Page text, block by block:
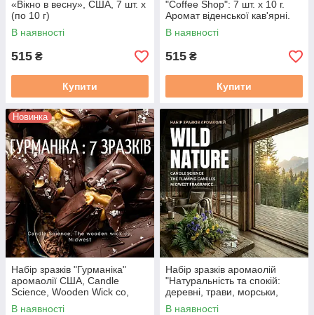
«Вікно в весну», США, 7 шт. х
(по 10 г)
В наявності
515 ₴
Купити
"Coffee Shop": 7 шт. х 10 г.
Аромат віденської кав'ярні.
США
В наявності
515 ₴
Купити
Новинка
Набір зразків "Гурманіка"
аромаолії США, Candle
Science, Wooden Wick co,
Midwest, 7х10 г
В наявності
Набір зразків аромаолій
"Натуральність та спокій:
деревні, трави, морськи,
гірскі". 7шт. х 10 г, США.
В наявності